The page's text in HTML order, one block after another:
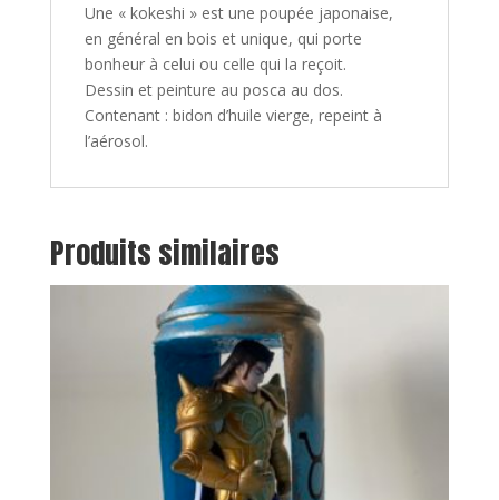
Une « kokeshi » est une poupée japonaise,
en général en bois et unique, qui porte
bonheur à celui ou celle qui la reçoit.
Dessin et peinture au posca au dos.
Contenant : bidon d’huile vierge, repeint à
l’aérosol.
Produits similaires